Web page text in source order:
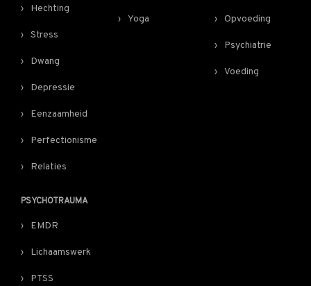
Hechting
Stress
Dwang
Depressie
Eenzaamheid
Perfectionisme
Relaties
Yoga Opvoeding
Psychiatrie
Voeding
PSYCHOTRAUMA
EMDR
Lichaamswerk
PTSS